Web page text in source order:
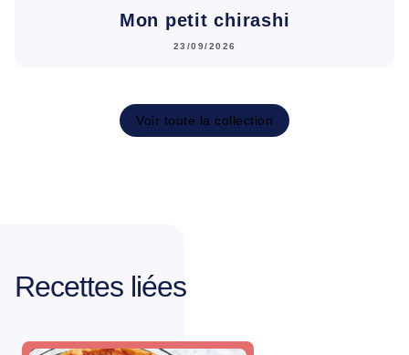
Mon petit chirashi
23/09/2026
Voir toute la collection
Recettes liées